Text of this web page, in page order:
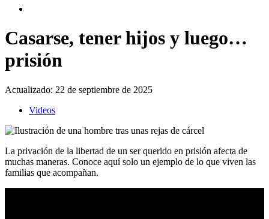
Casarse, tener hijos y luego…
prisión
Actualizado: 22 de septiembre de 2025
Videos
La privación de la libertad de un ser querido en prisión afecta de
muchas maneras. Conoce aquí solo un ejemplo de lo que viven las
familias que acompañan.